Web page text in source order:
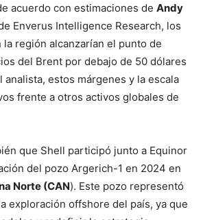
acuerdo con estimaciones de Andy
Enverus Intelligence Research, los
región alcanzarían el punto de
del Brent por debajo de 50 dólares
analista, estos márgenes y la escala
frente a otros activos globales de
que Shell participó junto a Equinor
del pozo Argerich-1 en 2024 en
Norte (CAN). Este pozo representó
exploración offshore del país, ya que